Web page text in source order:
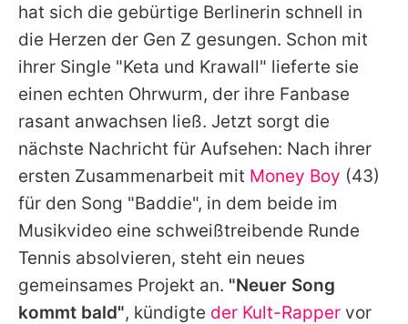
Utiq verwalten
hat sich die gebürtige Berlinerin schnell in
die Herzen der Gen Z gesungen. Schon mit
ihrer Single "Keta und Krawall" lieferte sie
einen echten Ohrwurm, der ihre Fanbase
rasant anwachsen ließ. Jetzt sorgt die
nächste Nachricht für Aufsehen: Nach ihrer
ersten Zusammenarbeit mit Money Boy (43)
für den Song "Baddie", in dem beide im
Musikvideo eine schweißtreibende Runde
Tennis absolvieren, steht ein neues
gemeinsames Projekt an. "Neuer Song
kommt bald", kündigte der Kult-Rapper vor